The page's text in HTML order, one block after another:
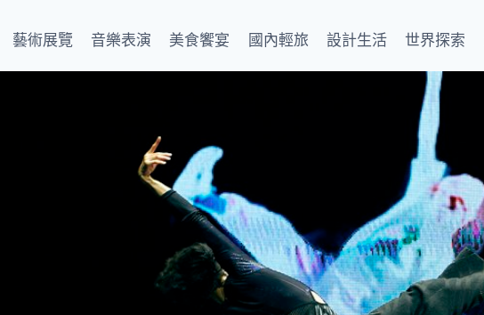
藝術展覽 音樂表演 美食饗宴 國內輕旅 設計生活 世界探索